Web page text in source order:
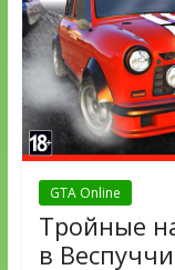
GTA Online
Тройные
в